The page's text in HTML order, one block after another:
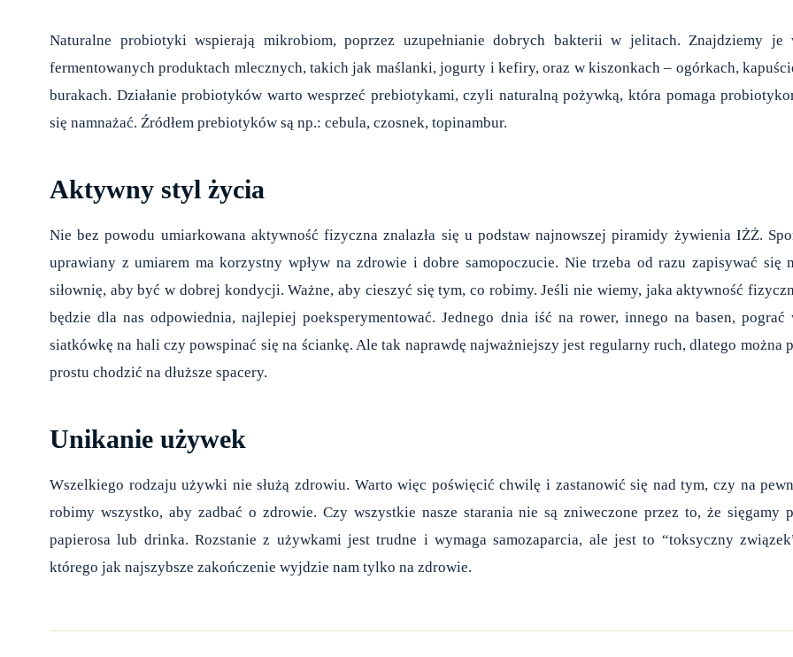
Naturalne probiotyki wspierają mikrobiom, poprzez uzupełnianie dobrych bakterii w jelitach. Znajdziemy je
fermentowanych produktach mlecznych, takich jak maślanki, jogurty i kefiry, oraz w kiszonkach – ogórkach,
burakach. Działanie probiotyków warto wesprzeć prebiotykami, czyli naturalną pożywką, która pomaga
się namnażać. Źródłem prebiotyków są np.: cebula, czosnek, topinambur.
Aktywny styl życia
Nie bez powodu umiarkowana aktywność fizyczna znalazła się u podstaw najnowszej piramidy żywienia IŻŻ.
uprawiany z umiarem ma korzystny wpływ na zdrowie i dobre samopoczucie. Nie trzeba od razu zapisywać się
siłownię, aby być w dobrej kondycji. Ważne, aby cieszyć się tym, co robimy. Jeśli nie wiemy, jaka aktywność
będzie dla nas odpowiednia, najlepiej poeksperymentować. Jednego dnia iść na rower, innego na basen, pograć
siatkówkę na hali czy powspinać się na ściankę. Ale tak naprawdę najważniejszy jest regularny ruch, dlatego można
prostu chodzić na dłuższe spacery.
Unikanie używek
Wszelkiego rodzaju używki nie służą zdrowiu. Warto więc poświęcić chwilę i zastanowić się nad tym, czy na
robimy wszystko, aby zadbać o zdrowie. Czy wszystkie nasze starania nie są zniweczone przez to, że sięgamy
papierosa lub drinka. Rozstanie z używkami jest trudne i wymaga samozaparcia, ale jest to “toksyczny
którego jak najszybsze zakończenie wyjdzie nam tylko na zdrowie.